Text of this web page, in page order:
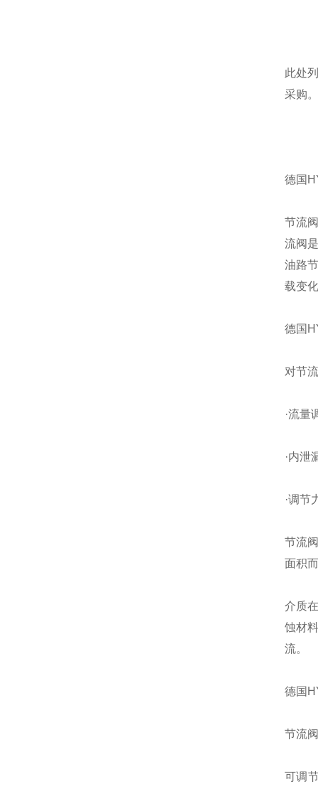
此处
采购。
德国
节流
流阀
油路
载变
德国
对节
·流量
·内泄
·调节
节流
面积
介质
蚀材
流。
德国
节流
可调